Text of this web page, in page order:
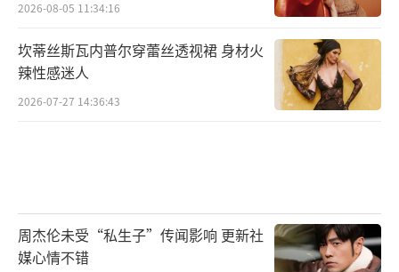
2026-08-05 11:34:16
坎蒂丝斯瓦内普尔穿蕾丝透视裙 身材火
辣性感迷人
2026-07-27 14:36:43
周杰伦未受“私生子”传闻影响 更新社
媒心情不错